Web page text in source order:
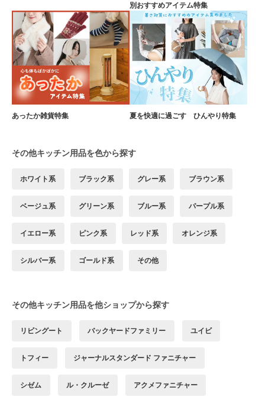
別おすすめアイテム特集
あったか雑貨特集 夏を快適に過ごす ひんやり特集
その他キッチン用品を色から探す
ホワイト系 ブラック系 グレー系 ブラウン系
ベージュ系 グリーン系 ブルー系 パープル系
イエロー系 ピンク系 レッド系 オレンジ系
シルバー系 ゴールド系 その他
その他キッチン用品を他ショップから探す
リビングート バックヤードファミリー ユイビ
トフィー ジャーナルスタンダード ファニチャー
シゼム ル・クルーゼ アクメファニチャー